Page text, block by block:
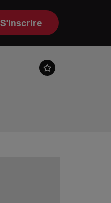
S'inscrire